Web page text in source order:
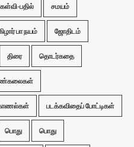
பதில் சமயம்
பா நயம் ஜோதிடம்
திரை தொடர்கதை
படக்கவிதைப் போட்டிகள்
பொது பொது